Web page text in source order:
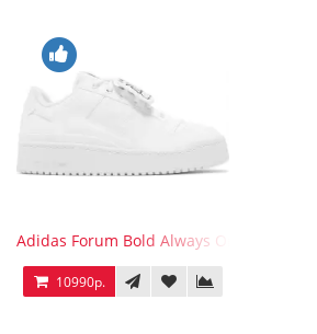
Adidas Forum Bold Always Original
10990р.